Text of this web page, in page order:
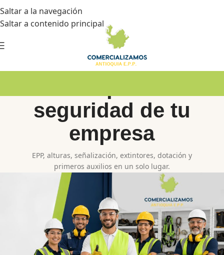
Saltar a la navegación
Saltar a contenido principal
seguridad de tu
empresa
EPP, alturas, señalización, extintores, dotación y
primeros auxilios en un solo lugar.